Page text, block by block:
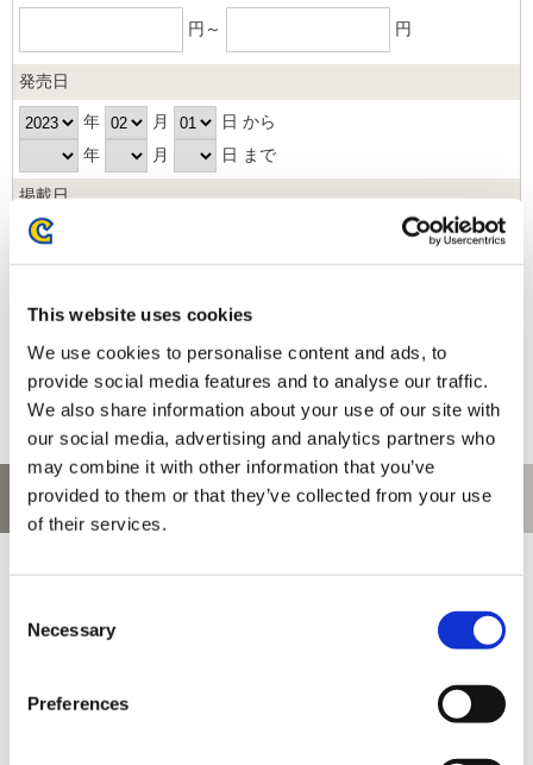
This website uses cookies
We use cookies to personalise content and ads, to
provide social media features and to analyse our traffic.
We also share information about your use of our site with
our social media, advertising and analytics partners who
may combine it with other information that you’ve
provided to them or that they’ve collected from your use
of their services.
Selection
Necessary
Preferences
円～ 円
発売日
年 月
日 から
年
月 日 まで
掲載日
お問い合わせ